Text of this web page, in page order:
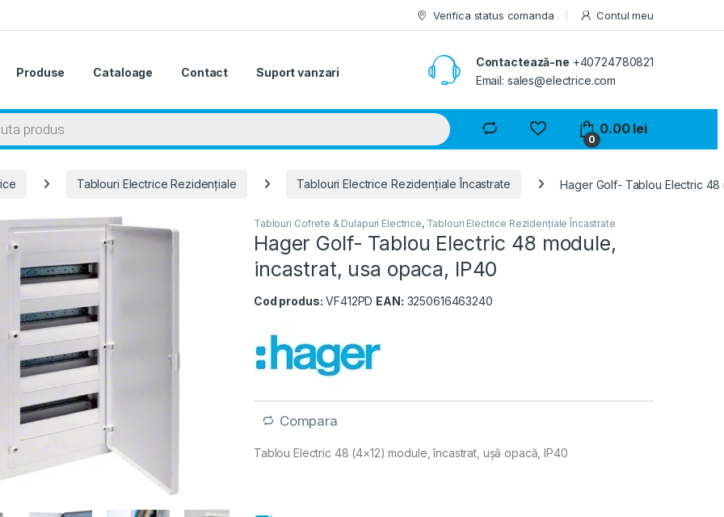
Verifica status comanda Contul meu
Produse Cataloage Contact Suport vanzari
Contactează-ne +40724780821
Email: sales@electrice.com
0
0.00 lei
Tablouri Electrice Rezidențiale Tablouri Electrice Rezidențiale Încastrate Hager Golf- Tablou Electric
Tablouri Cofrete & Dulapuri Electrice, Tablouri Electrice Rezidențiale Încastrate
Hager Golf- Tablou Electric 48 module,
incastrat, usa opaca, IP40
Cod produs: VF412PD EAN: 3250616463240
Compara
Tablou Electric 48 (4×12) module, încastrat, ușă opacă, IP40